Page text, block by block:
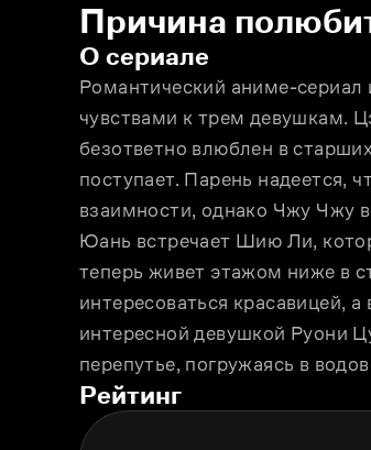
Причина
О сериале
Романтический аниме-сериал
чувствами к трем девушкам.
безответно влюблен в
поступает. Парень надеется,
взаимности, однако Чжу Чжу
Юань встречает Шию Ли,
теперь живет этажом ниже в
интересоваться красавицей,
интересной девушкой Руони
перепутье, погружаясь в
Рейтинг